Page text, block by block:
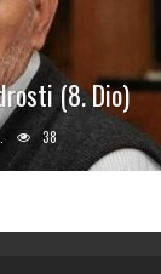
(8. Dio)
38